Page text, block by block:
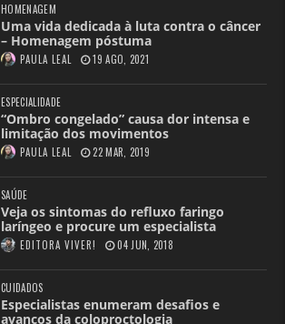
HOMENAGEM
Uma vida dedicada à luta contra o câncer
– Homenagem póstuma
PAULA LEAL 19 AGO, 2021
ESPECIALIDADE
“Ombro congelado” causa dor intensa e
limitação dos movimentos
PAULA LEAL 22 MAR, 2019
SAÚDE
Veja os sintomas do refluxo faringo
laríngeo e procure um especialista
EDITORA VIVER! 04 JUN, 2018
CUIDADOS
Especialistas enumeram desafios e
avanços da coloproctologia